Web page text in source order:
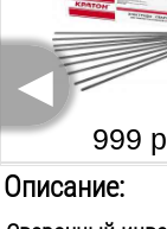
Max
Функция
Функция
Функция
999
◄
Описание: